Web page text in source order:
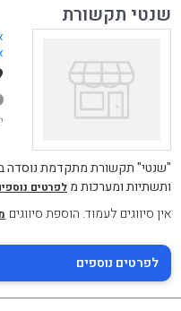
שנטי תקשורת
ותשתיות ומערכות מ לפרטים
אין סיווגים לעמוד. הוספת סיווגים
לפרטים נוספים